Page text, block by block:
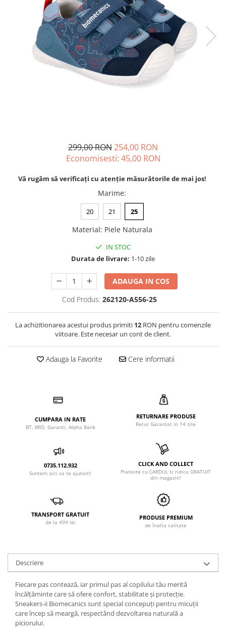
299,00 RON254,00 RON
Economisesti: 45,00 RON
Vă rugăm să verificați cu atenție măsurătorile de mai jos!
Marime:
20 21 25
Material: Piele Naturala
IN STOC
Durata de livrare: 1-10 zile
ADAUGA IN COS
Cod Produs: 262120-A556-25
La achizitionarea acestui produs primiti 12 RON pentru comenzile
viitoare. Este necesar un cont de client.
Adauga la Favorite Cere informatii
CUMPARA IN RATE
BT, BRD, Garanti, Alpha Bank
RETURNARE PRODUSE
Retur Garantat in 14 zile
0735.112.932
Suntem aici sa te ajutam!
CLICK AND COLLECT
Plateste cu CARDUL si ridica GRATUIT
din magazin!
TRANSPORT GRATUIT
de la 499 lei
PRODUSE PREMIUM
de înalta calitate
Descriere
Fiecare pas contează, iar primul pas al copilului tău merită
încălțăminte care să ofere confort, stabilitate și protecție.
Sneakers-ii Biomecanics sunt special concepuți pentru micuții
care încep să meargă, respectând dezvoltarea naturală a
piciorului.